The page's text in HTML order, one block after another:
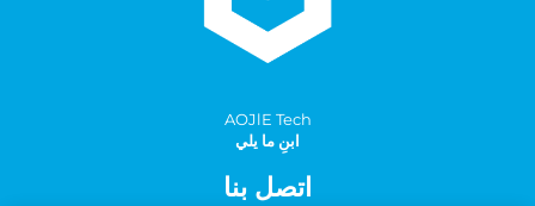
AOJlE Tech
ابنِ ما يلي
اتصل بنا